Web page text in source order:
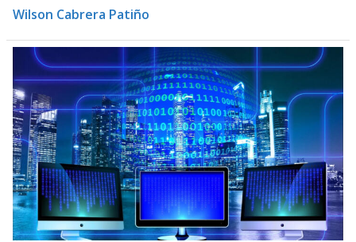
Wilson Cabrera Patiño